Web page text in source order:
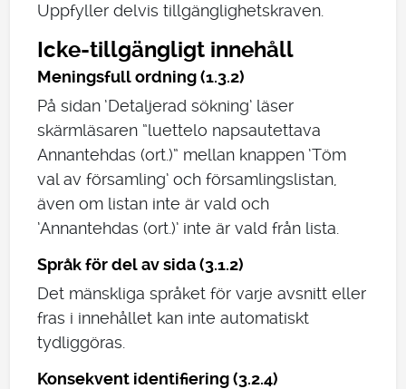
Uppfyller delvis tillgänglighetskraven.
Icke-tillgängligt innehåll
Meningsfull ordning (1.3.2)
På sidan ’Detaljerad sökning’ läser
skärmläsaren ”luettelo napsautettava
Annantehdas (ort.)” mellan knappen ’Töm
val av församling’ och församlingslistan,
även om listan inte är vald och
’Annantehdas (ort.)’ inte är vald från lista.
Språk för del av sida (3.1.2)
Det mänskliga språket för varje avsnitt eller
fras i innehållet kan inte automatiskt
tydliggöras.
Konsekvent identifiering (3.2.4)